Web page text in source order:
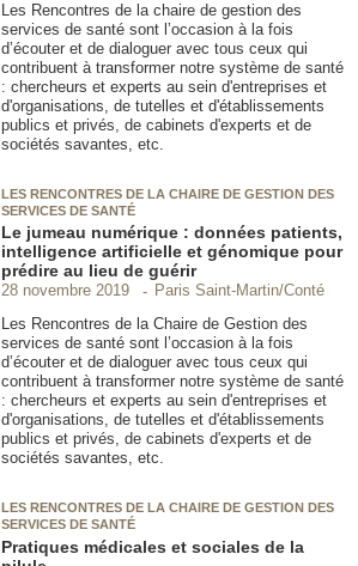
Les Rencontres de la chaire de gestion des
services de santé sont l’occasion à la fois
d’écouter et de dialoguer avec tous ceux qui
contribuent à transformer notre système de santé
: chercheurs et experts au sein d'entreprises et
d'organisations, de tutelles et d'établissements
publics et privés, de cabinets d'experts et de
sociétés savantes, etc.
LES RENCONTRES DE LA CHAIRE DE GESTION DES
SERVICES DE SANTÉ
Le jumeau numérique : données patients,
intelligence artificielle et génomique pour
prédire au lieu de guérir
28 novembre 2019
Paris Saint-Martin/Conté
Les Rencontres de la Chaire de Gestion des
services de santé sont l’occasion à la fois
d’écouter et de dialoguer avec tous ceux qui
contribuent à transformer notre système de santé
: chercheurs et experts au sein d'entreprises et
d'organisations, de tutelles et d'établissements
publics et privés, de cabinets d'experts et de
sociétés savantes, etc.
LES RENCONTRES DE LA CHAIRE DE GESTION DES
SERVICES DE SANTÉ
Pratiques médicales et sociales de la